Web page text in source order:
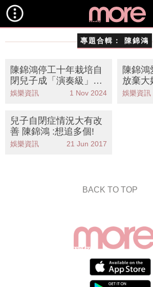
專題合輯： 陳錦鴻
陳錦鴻停工十年栽培自
閉兒子成「演奏級」音
樂才子 自分享1方法栽
娛樂資訊 1 Nov 2024
陳錦鴻
放棄大
年始終
娛樂資訊
兒子自閉症情況大有改
善 陳錦鴻 :想追多個!
娛樂資訊 21 Jun 2017
BACK TO TOP